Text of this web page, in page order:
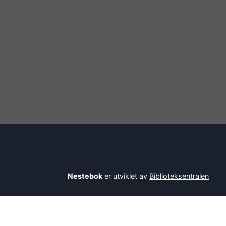
Nestebok er utviklet av Biblioteksentralen